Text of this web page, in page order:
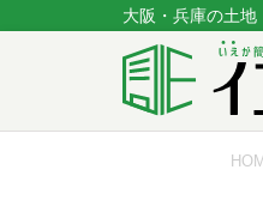
大阪・兵庫の土地